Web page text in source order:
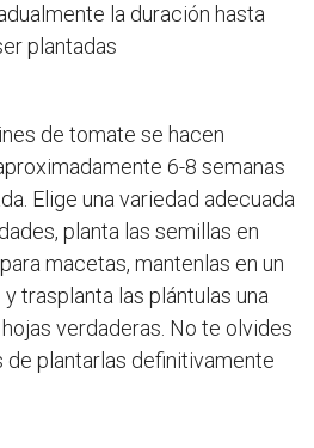
la duración hasta
plantadas
de tomate se hacen
6-8 semanas
Elige una variedad adecuada
planta las semillas en
macetas, mantenlas en un
trasplanta las plántulas una
verdaderas. No te olvides
de plantarlas definitivamente